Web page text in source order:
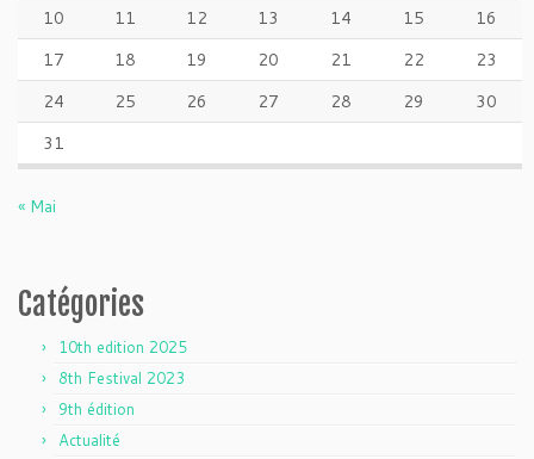
10
11 12 13 14 15
16
17
18 19 20 21 22
23
24
25 26 27 28 29
30
31
« Mai
Catégories
10th edition 2025
8th Festival 2023
9th édition
Actualité